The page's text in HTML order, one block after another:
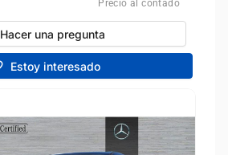
Precio al contado
Hacer una pregunta
Estoy interesado